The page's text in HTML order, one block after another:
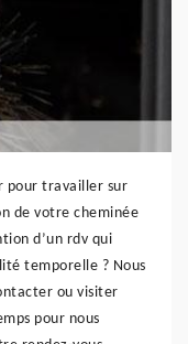
pour travailler sur
de votre cheminée
d’un rdv qui
temporelle ? Nous
ou visiter
pour nous